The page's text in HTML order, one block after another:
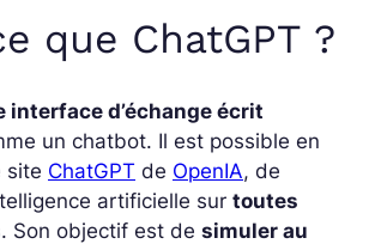
que ChatGPT ?
interface d’échange écrit
un chatbot. Il est possible en
site ChatGPT de OpenIA, de
artificielle sur toutes
. Son objectif est de simuler au